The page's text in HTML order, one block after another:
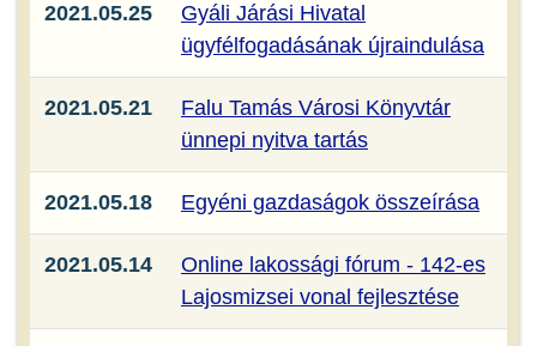
2021.05.25
Gyáli Járási Hivatal
ügyfélfogadásának újraindulása
2021.05.21
Falu Tamás Városi Könyvtár
ünnepi nyitva tartás
2021.05.18 Egyéni gazdaságok összeírása
2021.05.14
Online lakossági fórum - 142-es
Lajosmizsei vonal fejlesztése